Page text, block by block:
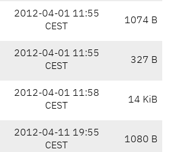
2012-04-01 11:55
CEST
1074 B
2012-04-01 11:55
CEST
327 B
2012-04-01 11:58
CEST
14 KiB
2012-04-11 19:55
CEST
1080 B